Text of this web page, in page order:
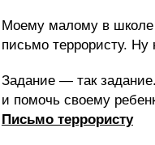
Моему малому в школе
письмо террористу.
Задание — так
и помочь своему
Письмо террористу